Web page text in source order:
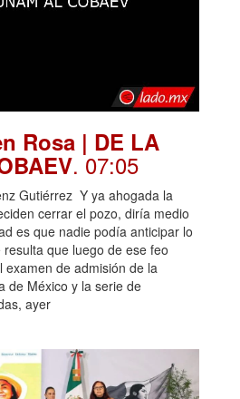
Rosa | DE LA
. 07:05
Gutiérrez Y ya ahogada la
cerrar el pozo, diría medio
es que nadie podía anticipar lo
que luego de ese feo
examen de admisión de la
de México y la serie de
ayer